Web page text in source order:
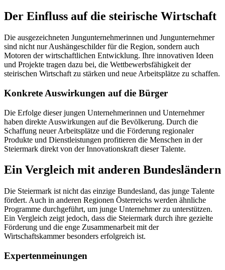
Der Einfluss auf die steirische Wirtschaft
Die ausgezeichneten Jungunternehmerinnen und Jungunternehmer
sind nicht nur Aushängeschilder für die Region, sondern auch
Motoren der wirtschaftlichen Entwicklung. Ihre innovativen Ideen
und Projekte tragen dazu bei, die Wettbewerbsfähigkeit der
steirischen Wirtschaft zu stärken und neue Arbeitsplätze zu schaffen.
Konkrete Auswirkungen auf die Bürger
Die Erfolge dieser jungen Unternehmerinnen und Unternehmer
haben direkte Auswirkungen auf die Bevölkerung. Durch die
Schaffung neuer Arbeitsplätze und die Förderung regionaler
Produkte und Dienstleistungen profitieren die Menschen in der
Steiermark direkt von der Innovationskraft dieser Talente.
Ein Vergleich mit anderen Bundesländern
Die Steiermark ist nicht das einzige Bundesland, das junge Talente
fördert. Auch in anderen Regionen Österreichs werden ähnliche
Programme durchgeführt, um junge Unternehmer zu unterstützen.
Ein Vergleich zeigt jedoch, dass die Steiermark durch ihre gezielte
Förderung und die enge Zusammenarbeit mit der
Wirtschaftskammer besonders erfolgreich ist.
Expertenmeinungen